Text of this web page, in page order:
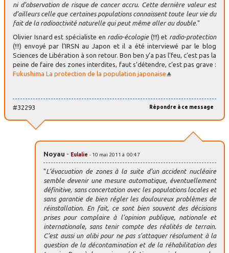
ni d’observation de risque de cancer accru. Cette dernière valeur est
d’ailleurs celle que certaines populations connaissent toute leur vie du
fait de la radioactivité naturelle qui peut même aller au double."
Olivier Isnard est spécialiste en radio-écologie(!!!) et radio-protection
(!!!) envoyé par l’IRSN au Japon et il a été interviewé par le blog
Sciences de Libération à son retour. Bon ben y’a pas l’feu, c’est pas la
peine de faire des zones interdites, faut s’détendre, c’est pas grave :
Fukushima La protection de la population japonaise
Répondre à ce message
#32293
Noyau - Eulalie - 10 mai 2011 à 00:47
"L’évacuation de zones à la suite d’un accident nucléaire
semble devenir une mesure automatique, éventuellement
définitive, sans concertation avec les populations locales et
sans garantie de bien régler les douloureux problèmes de
réinstallation. En fait, ce sont bien souvent des décisions
prises pour complaire à l’opinion publique, nationale et
internationale, sans tenir compte des réalités de terrain.
C’est aussi un alibi pour ne pas s’attaquer résolument à la
question de la décontamination et de la réhabilitation des